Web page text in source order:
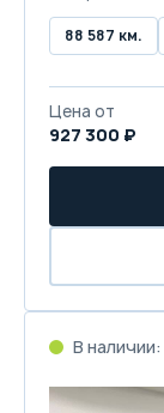
88 587 км.
Цена от
927 300 ₽
В наличии: